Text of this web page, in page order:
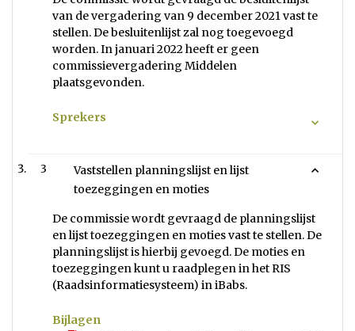
van de vergadering van 9 december 2021 vast te
stellen. De besluitenlijst zal nog toegevoegd
worden. In januari 2022 heeft er geen
commissievergadering Middelen
plaatsgevonden.
Sprekers
3
Vaststellen planningslijst en lijst
toezeggingen en moties
De commissie wordt gevraagd de planningslijst
en lijst toezeggingen en moties vast te stellen. De
planningslijst is hierbij gevoegd. De moties en
toezeggingen kunt u raadplegen in het RIS
(Raadsinformatiesysteem) in iBabs.
Bijlagen